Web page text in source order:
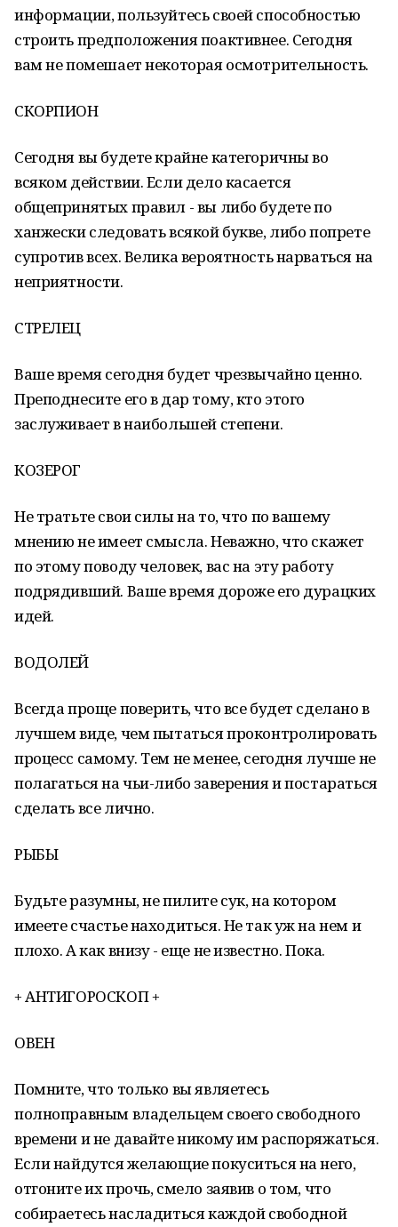
информации, пользуйтесь своей способностью
строить предположения поактивнее. Сегодня
вам не помешает некоторая осмотрительность.
СКОРПИОН
Сегодня вы будете крайне категоричны во
всяком действии. Если дело касается
общепринятых правил - вы либо будете по
ханжески следовать всякой букве, либо попрете
супротив всех. Велика вероятность нарваться на
неприятности.
СТРЕЛЕЦ
Ваше время сегодня будет чрезвычайно ценно.
Преподнесите его в дар тому, кто этого
заслуживает в наибольшей степени.
КОЗЕРОГ
Не тратьте свои силы на то, что по вашему
мнению не имеет смысла. Неважно, что скажет
по этому поводу человек, вас на эту работу
подрядивший. Ваше время дороже его дурацких
идей.
ВОДОЛЕЙ
Всегда проще поверить, что все будет сделано в
лучшем виде, чем пытаться проконтролировать
процесс самому. Тем не менее, сегодня лучше не
полагаться на чьи-либо заверения и постараться
сделать все лично.
РЫБЫ
Будьте разумны, не пилите сук, на котором
имеете счастье находиться. Не так уж на нем и
плохо. А как внизу - еще не известно. Пока.
+ АНТИГОРОСКОП +
ОВЕН
Помните, что только вы являетесь
полноправным владельцем своего свободного
времени и не давайте никому им распоряжаться.
Если найдутся желающие покуситься на него,
отгоните их прочь, смело заявив о том, что
собираетесь насладиться каждой свободной